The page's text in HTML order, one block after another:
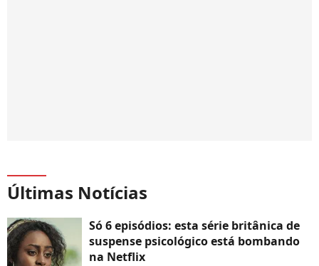
Últimas Notícias
Só 6 episódios: esta série britânica de
suspense psicológico está bombando
na Netflix